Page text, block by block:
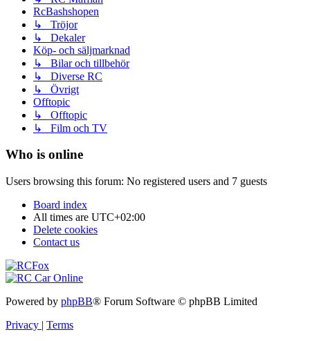
RcBashshopen
↳ Tröjor
↳ Dekaler
Köp- och säljmarknad
↳ Bilar och tillbehör
↳ Diverse RC
↳ Övrigt
Offtopic
↳ Offtopic
↳ Film och TV
Who is online
Users browsing this forum: No registered users and 7 guests
Board index
All times are UTC+02:00
Delete cookies
Contact us
Powered by phpBB® Forum Software © phpBB Limited
Privacy | Terms